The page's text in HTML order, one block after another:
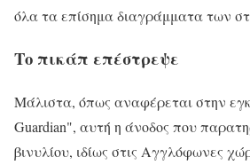
όλα τα επίσημα διαγράμματα των
Το πικάπ επέστρεψε
Μάλιστα, όπως αναφέρεται στην
Guardian", αυτή η άνοδος που
βινυλίου, ιδίως στις Αγγλόφωνες